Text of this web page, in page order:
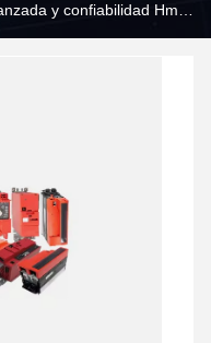
y confiabilidad Hmi